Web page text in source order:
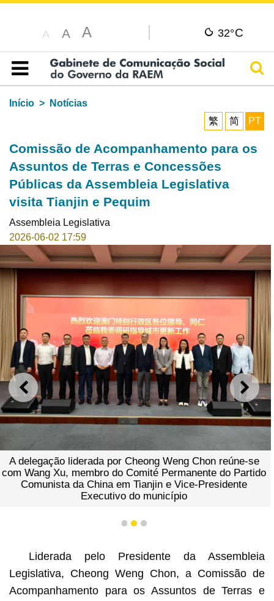
A A A 32°C
Índice
Início
Notícias
繁
简 PT
Comissão de Acompanhamento para os
Assuntos de Terras e Concessões
Públicas da Assembleia Legislativa
visita Tianjin e Pequim
Assembleia Legislativa
2026-06-02 17:59
ANTERIOR
A delegação liderada por Cheong Weng Chon reúne-se
com Wang Xu, membro do Comité Permanente do Partido
Comunista da China em Tianjin e Vice-Presidente
Executivo do município
1 2 3
Liderada pelo Presidente da Assembleia
Legislativa, Cheong Weng Chon, a Comissão de
Acompanhamento para os Assuntos de Terras e